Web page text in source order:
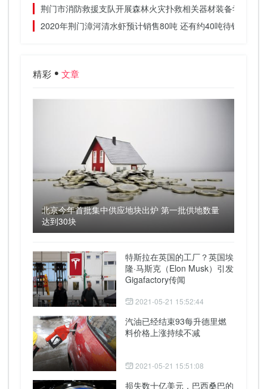
荆门市消防救援支队开展森林火灾扑救相关器材装备学习
2020年荆门漳河清水虾预计销售80吨 还有约40吨待销
精彩 文章
北京今年首批集中供应地块出炉 第一批供地数量
达到30块
特斯拉在英国的工厂？英国埃
隆·马斯克（Elon Musk）引发
Gigafactory传闻
2021-05-21 15:52:44
汽油已经结束93每升德里燃
料价格上涨持续不减
2021-05-21 15:51:08
损失数十亿美元，巴西桑巴的